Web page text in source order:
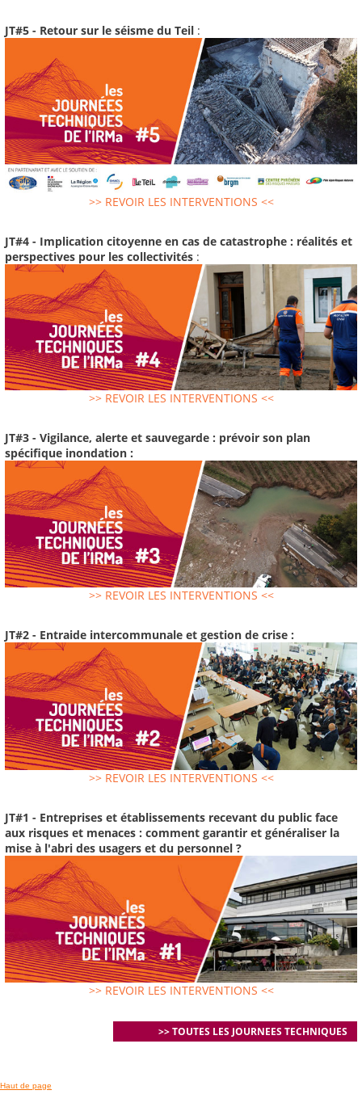
JT#5 - Retour sur le séisme du Teil :
>> REVOIR LES INTERVENTIONS <<
JT#4 - Implication citoyenne en cas de catastrophe : réalités et
perspectives pour les collectivités :
>> REVOIR LES INTERVENTIONS <<
JT#3 - Vigilance, alerte et sauvegarde : prévoir son plan
spécifique inondation :
>> REVOIR LES INTERVENTIONS <<
JT#2 - Entraide intercommunale et gestion de crise :
>> REVOIR LES INTERVENTIONS <<
JT#1 - Entreprises et établissements recevant du public face
aux risques et menaces : comment garantir et généraliser la
mise à l'abri des usagers et du personnel ?
>> REVOIR LES INTERVENTIONS <<
>> TOUTES LES JOURNEES TECHNIQUES
Haut de page